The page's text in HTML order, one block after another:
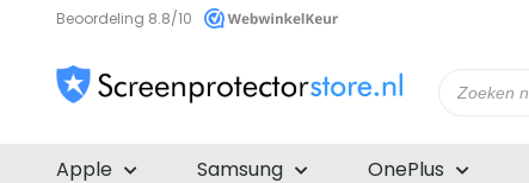
Beoordeling 8.8/10
zoeken
Apple Samsung OnePlus